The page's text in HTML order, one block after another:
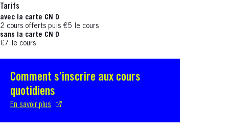
Tarifs
avec la carte CN D
2 cours offerts puis €5 le cours
sans la carte CN D
€7 le cours
Comment s’inscrire aux cours
quotidiens
En savoir plus
S'ouvre dans une nouvelle fenêtre